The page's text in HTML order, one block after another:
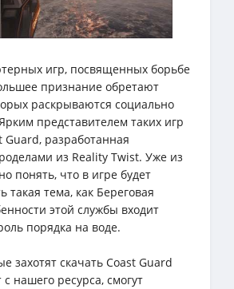
игр, посвященных борьбе
признание обретают
раскрываются социально
представителем таких игр
Guard, разработанная
из Reality Twist. Уже из
понять, что в игре будет
такая тема, как Береговая
этой службы входит
порядка на воде.
захотят скачать Coast Guard
нашего ресурса, смогут